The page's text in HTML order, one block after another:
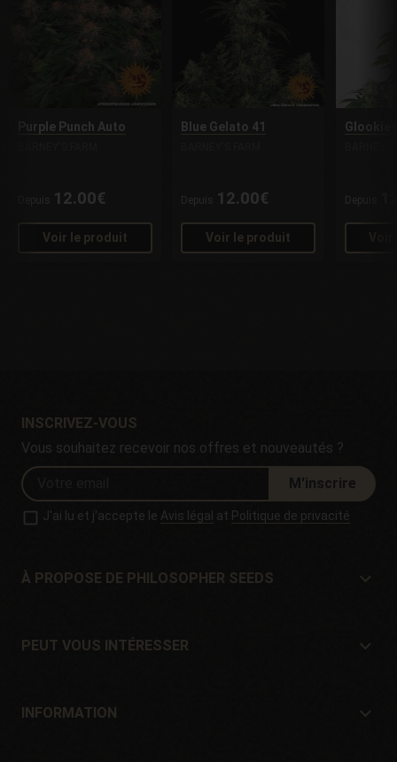
Purple Punch Auto
12.00€
Voir le produit
Blue Gelato 41
Depuis 12.00€
Voir le produit
Glookies
Depuis
INSCRIVEZ-VOUS
Vous souhaitez recevoir nos offres et nouveautés ?
M'inscrire
J'ai lu et j'accepte le Avis légal at Politique de privacité
À PROPOSE DE PHILOSOPHER SEEDS
Situation et contact
PEUT VOUS INTÉRESSER
Offres
INFORMATION